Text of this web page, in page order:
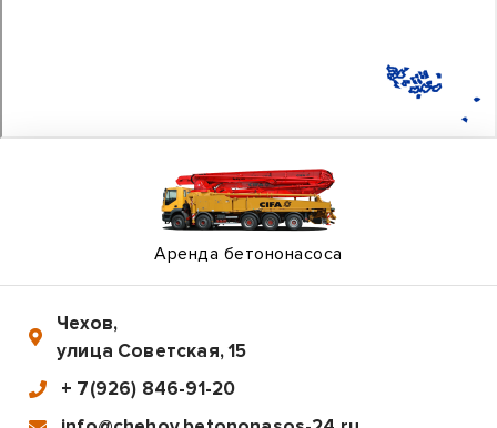
Аренда бетононасоса
Чехов,
улица Советская, 15
+ 7(926) 846-91-20